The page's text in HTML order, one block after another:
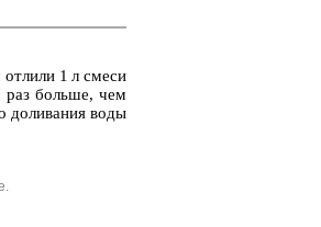
1 л смеси
раз боль­ше, чем
до­ли­ва­ния воды